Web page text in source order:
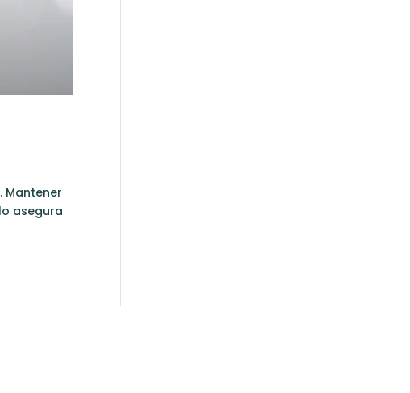
Mantener
asegura